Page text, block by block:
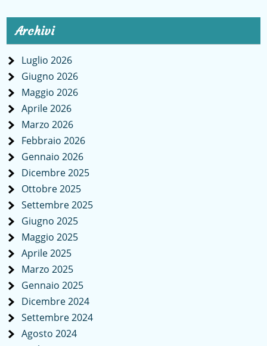
Archivi
Luglio 2026
Giugno 2026
Maggio 2026
Aprile 2026
Marzo 2026
Febbraio 2026
Gennaio 2026
Dicembre 2025
Ottobre 2025
Settembre 2025
Giugno 2025
Maggio 2025
Aprile 2025
Marzo 2025
Gennaio 2025
Dicembre 2024
Settembre 2024
Agosto 2024